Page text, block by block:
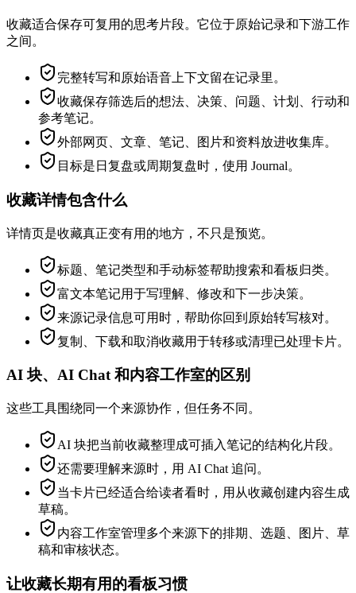
收藏适合保存可复用的思考片段。它位于原始记录和下游工作
之间。
完整转写和原始语音上下文留在记录里。
收藏保存筛选后的想法、决策、问题、计划、行动和
参考笔记。
外部网页、文章、笔记、图片和资料放进收集库。
目标是日复盘或周期复盘时，使用 Journal。
收藏详情包含什么
详情页是收藏真正变有用的地方，不只是预览。
标题、笔记类型和手动标签帮助搜索和看板归类。
富文本笔记用于写理解、修改和下一步决策。
来源记录信息可用时，帮助你回到原始转写核对。
复制、下载和取消收藏用于转移或清理已处理卡片。
AI 块、AI Chat 和内容工作室的区别
这些工具围绕同一个来源协作，但任务不同。
AI 块把当前收藏整理成可插入笔记的结构化片段。
还需要理解来源时，用 AI Chat 追问。
当卡片已经适合给读者看时，用从收藏创建内容生成
草稿。
内容工作室管理多个来源下的排期、选题、图片、草
稿和审核状态。
让收藏长期有用的看板习惯